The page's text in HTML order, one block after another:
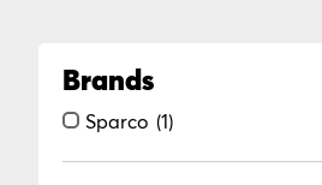
Brands
Sparco 1